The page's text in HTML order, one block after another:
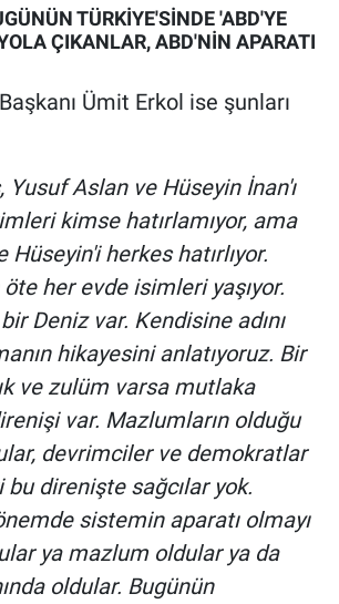
TÜRKİYE'SİNDE 'ABD'YE
ÇIKANLAR, ABD'NİN APARATI
Ümit Erkol ise şunları
Yusuf Aslan ve Hüseyin İnan'ı
kimse hatırlamıyor, ama
Hüseyin'i herkes hatırlıyor.
her evde isimleri yaşıyor.
Deniz var. Kendisine adını
hikayesini anlatıyoruz. Bir
ve zulüm varsa mutlaka
var. Mazlumların olduğu
devrimciler ve demokratlar
bu direnişte sağcılar yok.
sistemin aparatı olmayı
ya mazlum oldular ya da
oldular. Bugünün